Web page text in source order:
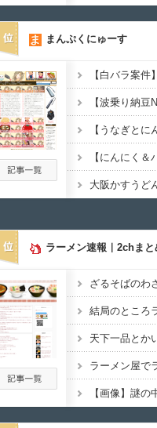
まんぷくにゅーす
大阪かすうど
ラーメン速報｜2chま
ざるそばのわ
結局のところ
ラーメン屋で
【画像】謎